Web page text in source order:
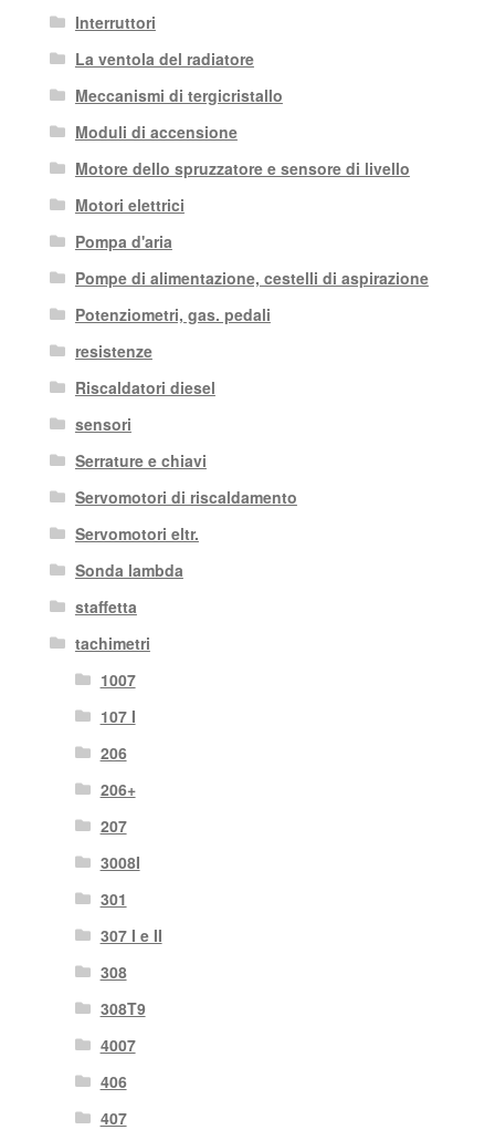
Interruttori
La ventola del radiatore
Meccanismi di tergicristallo
Moduli di accensione
Motore dello spruzzatore e sensore di livello
Motori elettrici
Pompa d'aria
Pompe di alimentazione, cestelli di aspirazione
Potenziometri, gas. pedali
resistenze
Riscaldatori diesel
sensori
Serrature e chiavi
Servomotori di riscaldamento
Servomotori eltr.
Sonda lambda
staffetta
tachimetri
1007
107 I
206
206+
207
3008I
301
307 I e II
308
308T9
4007
406
407